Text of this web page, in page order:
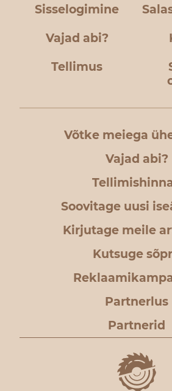
Sisselogimine
Vajad abi?
Tellimus
Võtke meiega
Vajad abi?
Soovitage uusi
Kirjutage meile
Kutsuge
Partnerlus
Partnerid